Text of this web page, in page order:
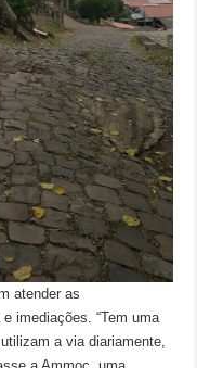
atender as
imediações. “Tem uma
a via diariamente,